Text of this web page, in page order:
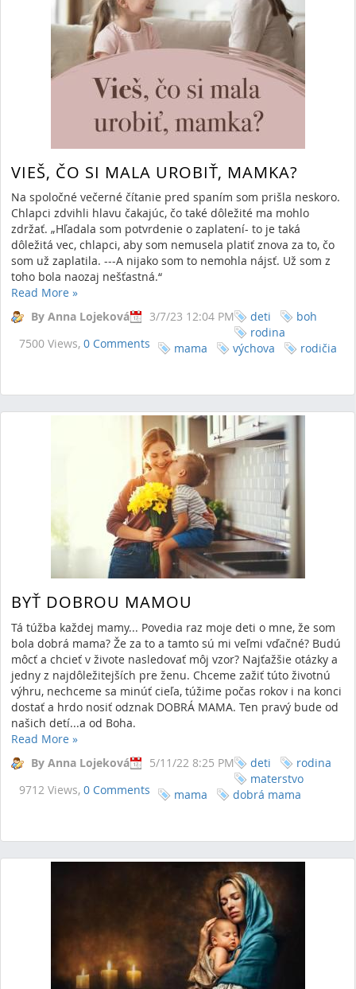
VIEŠ, ČO SI MALA UROBIŤ, MAMKA?
Na spoločné večerné čítanie pred spaním som prišla neskoro.
Chlapci zdvihli hlavu čakajúc, čo také dôležité ma mohlo
zdržať. „Hľadala som potvrdenie o zaplatení- to je taká
dôležitá vec, chlapci, aby som nemusela platiť znova za to, čo
som už zaplatila. ---A nijako som to nemohla nájsť. Už som z
toho bola naozaj nešťastná.“
Read More »
By Anna Lojeková
3/7/23 12:04 PM
7500 Views, 0 Comments
deti
boh
rodina
mama
výchova rodičia
BYŤ DOBROU MAMOU
Tá túžba každej mamy... Povedia raz moje deti o mne, že som
bola dobrá mama? Že za to a tamto sú mi veľmi vďačné? Budú
môcť a chcieť v živote nasledovať môj vzor? Najťažšie otázky a
jedny z najdôležitejších pre ženu. Chceme zažiť túto životnú
výhru, nechceme sa minúť cieľa, túžime počas rokov i na konci
dostať a hrdo nosiť odznak DOBRÁ MAMA. Ten pravý bude od
našich detí...a od Boha.
Read More »
By Anna Lojeková
5/11/22 8:25 PM
9712 Views, 0 Comments
deti
rodina
materstvo
mama
dobrá mama